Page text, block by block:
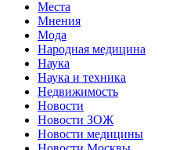
Места
Мнения
Мода
Народная медицина
Наука
Наука и техника
Недвижимость
Новости
Новости ЗОЖ
Новости медицины